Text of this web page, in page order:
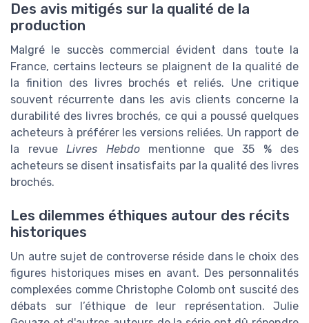
Des avis mitigés sur la qualité de la
production
Malgré le succès commercial évident dans toute la
France, certains lecteurs se plaignent de la qualité de
la finition des livres brochés et reliés. Une critique
souvent récurrente dans les avis clients concerne la
durabilité des livres brochés, ce qui a poussé quelques
acheteurs à préférer les versions reliées. Un rapport de
la revue Livres Hebdomentionne que 35 % des
acheteurs se disent insatisfaits par la qualité des livres
brochés.
Les dilemmes éthiques autour des récits
historiques
Un autre sujet de controverse réside dans le choix des
figures historiques mises en avant. Des personnalités
complexées comme Christophe Colomb ont suscité des
débats sur l’éthique de leur représentation. Julie